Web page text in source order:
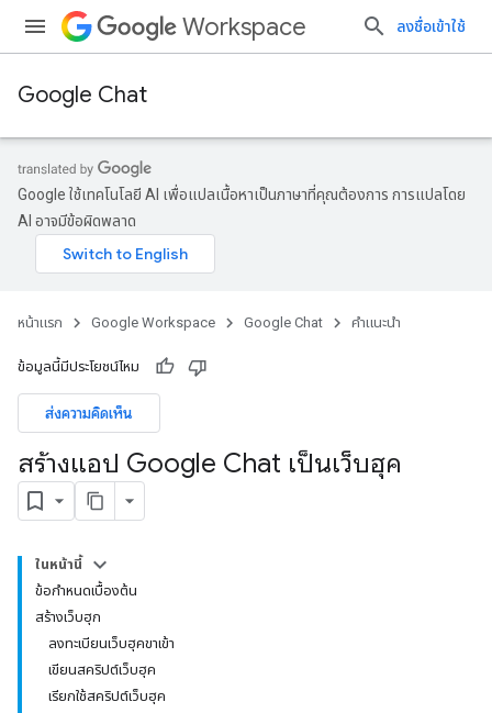
Workspace ลงชื่อเข้าใช้
Google Chat
Google ใช้เทคโนโลยี AI เพื่อแปลเนื้อหาเป็นภาษาที่คุณต้องการ การแปลโดย
AI อาจมีข้อผิดพลาด
หน้าแรก Google Workspace Google Chat คำแนะนำ
ข้อมูลนี้มีประโยชน์ไหม
ส่งความคิดเห็น
สร้างแอป Google Chat เป็นเว็บฮุค
ในหน้านี้
ข้อกำหนดเบื้องต้น
สร้างเว็บฮุก
ลงทะเบียนเว็บฮุคขาเข้า
เขียนสคริปต์เว็บฮุค
เรียกใช้สคริปต์เว็บฮุค